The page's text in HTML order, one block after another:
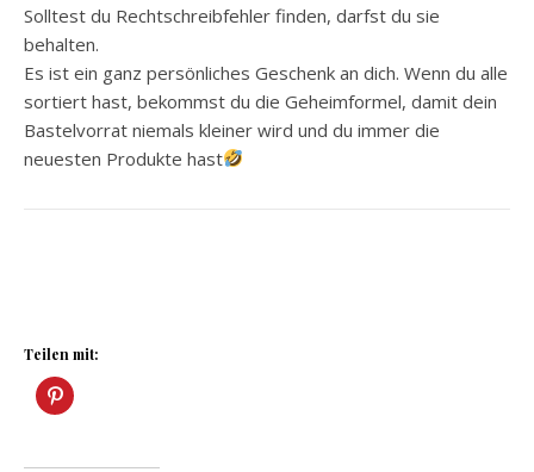
Solltest du Rechtschreibfehler finden, darfst du sie
behalten.
Es ist ein ganz persönliches Geschenk an dich. Wenn du alle
sortiert hast, bekommst du die Geheimformel, damit dein
Bastelvorrat niemals kleiner wird und du immer die
neuesten Produkte hast
Teilen mit: